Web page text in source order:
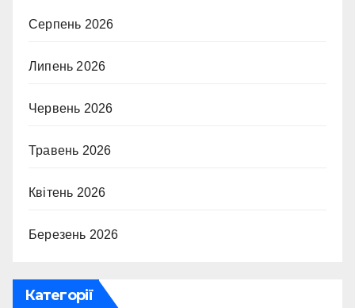
Серпень 2026
Липень 2026
Червень 2026
Травень 2026
Квітень 2026
Березень 2026
Категорії